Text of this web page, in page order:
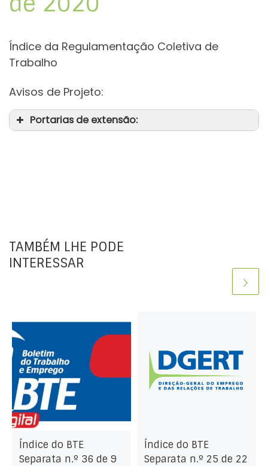
Índice da Regulamentação Coletiva de
Trabalho
Avisos de Projeto:
Portarias de extensão:
TAMBÉM LHE PODE
INTERESSAR
Índice do BTE
Separata n.º 36 de 9
Índice do BTE
Separata n.º 25 de 22